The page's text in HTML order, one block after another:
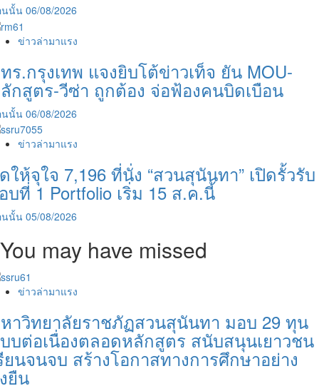
นนั้น 06/08/2026
ข่าวล่ามาแรง
ร.กรุงเทพ แจงยิบโต้ข่าวเท็จ ยัน MOU-
กสูตร-วีซ่า ถูกต้อง จ่อฟ้องคนบิดเบือน
นนั้น 06/08/2026
ข่าวล่ามาแรง
ให้จุใจ 7,196 ที่นั่ง “สวนสุนันทา” เปิดรั้วรับ
บที่ 1 Portfolio เริ่ม 15 ส.ค.นี้
นนั้น 05/08/2026
You may have missed
ข่าวล่ามาแรง
าวิทยาลัยราชภัฏสวนสุนันทา มอบ 29 ทุน
บต่อเนื่องตลอดหลักสูตร สนับสนุนเยาวชน
ยนจนจบ สร้างโอกาสทางการศึกษาอย่าง
ยืน